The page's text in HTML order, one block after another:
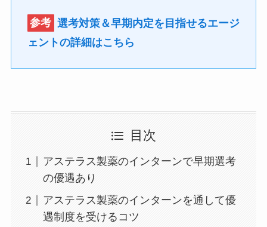
参考 選考対策＆早期内定を目指せるエージ
ェントの詳細はこちら
目次
アステラス製薬のインターンで早期選考
の優遇あり
アステラス製薬のインターンを通して優
遇制度を受けるコツ